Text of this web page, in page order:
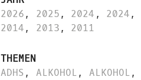
2026, 2025, 2024 , 2024,
2014, 2013, 2011
THEMEN
ADHS , ALKOHOL, ALKOHOL,